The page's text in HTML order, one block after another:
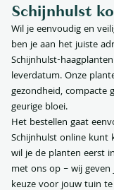
Schijnhulst
Wil je eenvoudig en
ben je aan het juiste
Schijnhulst-
leverdatum. Onze
gezondheid, compacte
geurige bloei.
Het bestellen gaat
Schijnhulst online kunt
wil je de planten eerst
met ons op – wij
keuze voor jouw tuin